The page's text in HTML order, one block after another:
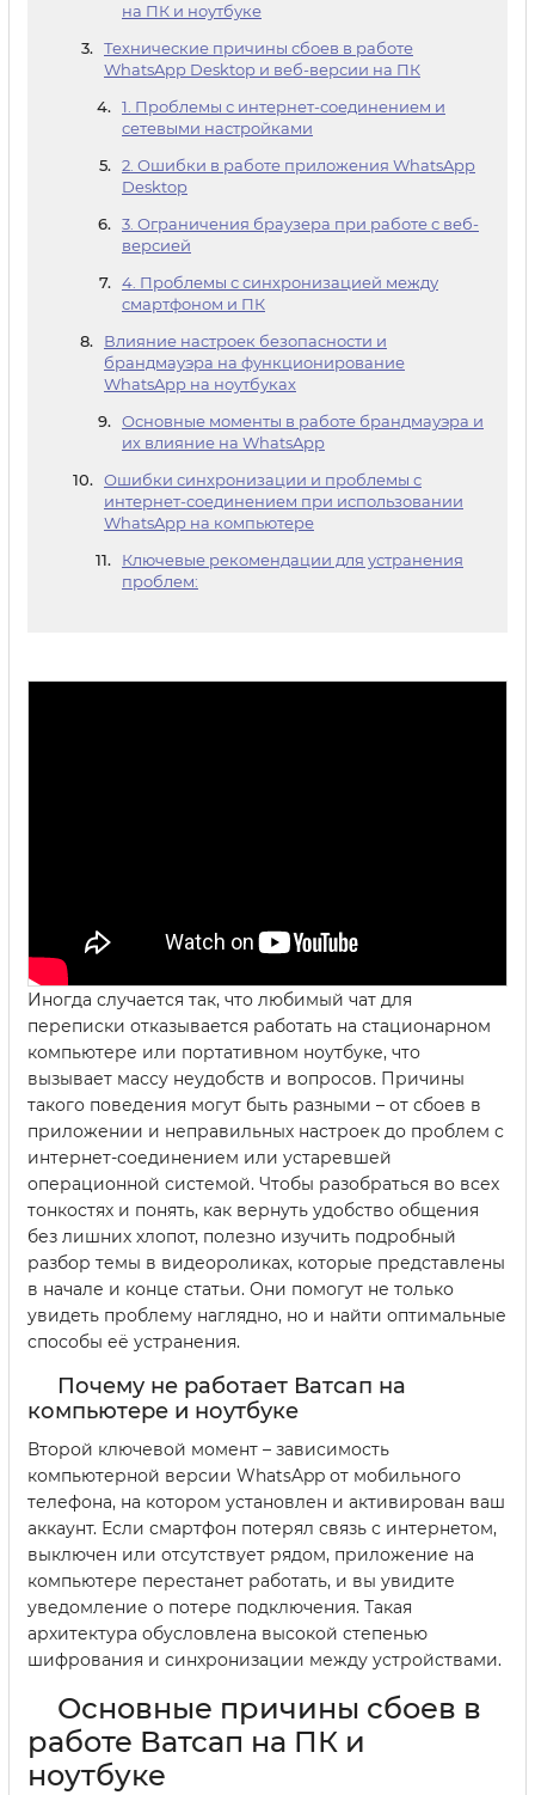
на ПК и ноутбуке
Технические причины сбоев в работе
WhatsApp Desktop и веб-версии на ПК
1. Проблемы с интернет-соединением и
сетевыми настройками
2. Ошибки в работе приложения WhatsApp
Desktop
3. Ограничения браузера при работе с веб-
версией
4. Проблемы с синхронизацией между
смартфоном и ПК
Влияние настроек безопасности и
брандмауэра на функционирование
WhatsApp на ноутбуках
Основные моменты в работе брандмауэра и
их влияние на WhatsApp
Ошибки синхронизации и проблемы с
интернет-соединением при использовании
WhatsApp на компьютере
Ключевые рекомендации для устранения
проблем:
Иногда случается так, что любимый чат для
переписки отказывается работать на стационарном
компьютере или портативном ноутбуке, что
вызывает массу неудобств и вопросов. Причины
такого поведения могут быть разными – от сбоев в
приложении и неправильных настроек до проблем с
интернет-соединением или устаревшей
операционной системой. Чтобы разобраться во всех
тонкостях и понять, как вернуть удобство общения
без лишних хлопот, полезно изучить подробный
разбор темы в видеороликах, которые представлены
в начале и конце статьи. Они помогут не только
увидеть проблему наглядно, но и найти оптимальные
способы её устранения.
Почему не работает Ватсап на
компьютере и ноутбуке
Второй ключевой момент – зависимость
компьютерной версии WhatsApp от мобильного
телефона, на котором установлен и активирован ваш
аккаунт. Если смартфон потерял связь с интернетом,
выключен или отсутствует рядом, приложение на
компьютере перестанет работать, и вы увидите
уведомление о потере подключения. Такая
архитектура обусловлена высокой степенью
шифрования и синхронизации между устройствами.
Основные причины сбоев в
работе Ватсап на ПК и
ноутбуке